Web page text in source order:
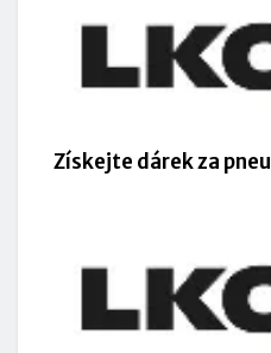
Získejte dárek za pneu